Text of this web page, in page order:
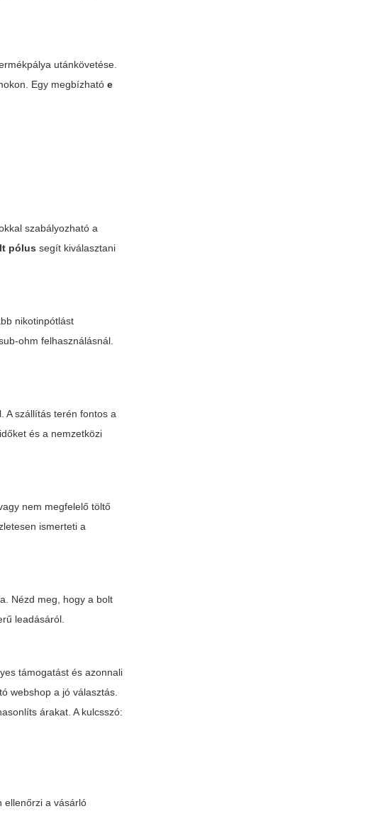
utánkövetése.
Egy megbízhatóe
szabályozható a
pólus segít kiválasztani
nikotinpótlást
ohm felhasználásnál.
A szállítás terén fontos a
és a nemzetközi
nem megfelelő töltő
ismerteti a
Nézd meg, hogy a bolt
leadásáról.
támogatást és azonnali
webshop a jó választás.
árakat. A kulcsszó:
ellenőrzi a vásárló